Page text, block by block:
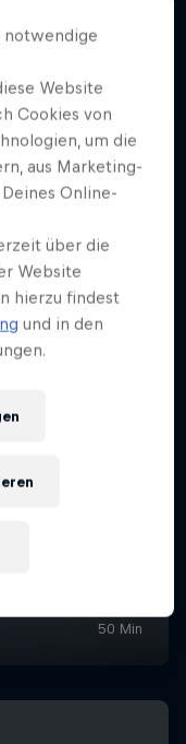
notwendige
Website
Cookies von
um die
aus Marketing-
Online-
über die
Website
hierzu findest
und in den